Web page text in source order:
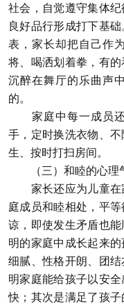
社会，自觉遵守集体
良好品行形成打下基
表，家长却把自己作
将、喝洒划着拳，有
沉醉在舞厅的乐曲声
的。
家庭中每一成员还
手，定时换洗衣物、
生、按时打扫房间。
（三）和睦的心理
家长还应为儿童在
庭成员和睦相处，平
谅，即使发生矛盾也
明的家庭中成长起来的
细腻、性格开朗、团
明家庭能给孩子以安
快；其次是满足了孩